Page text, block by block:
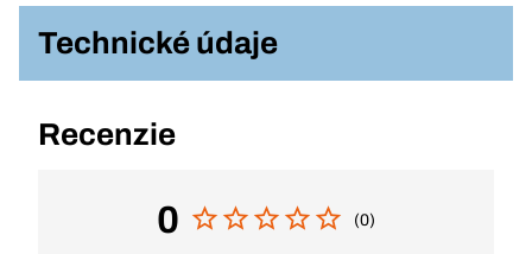
Technické údaje
Recenzie
0 (0)